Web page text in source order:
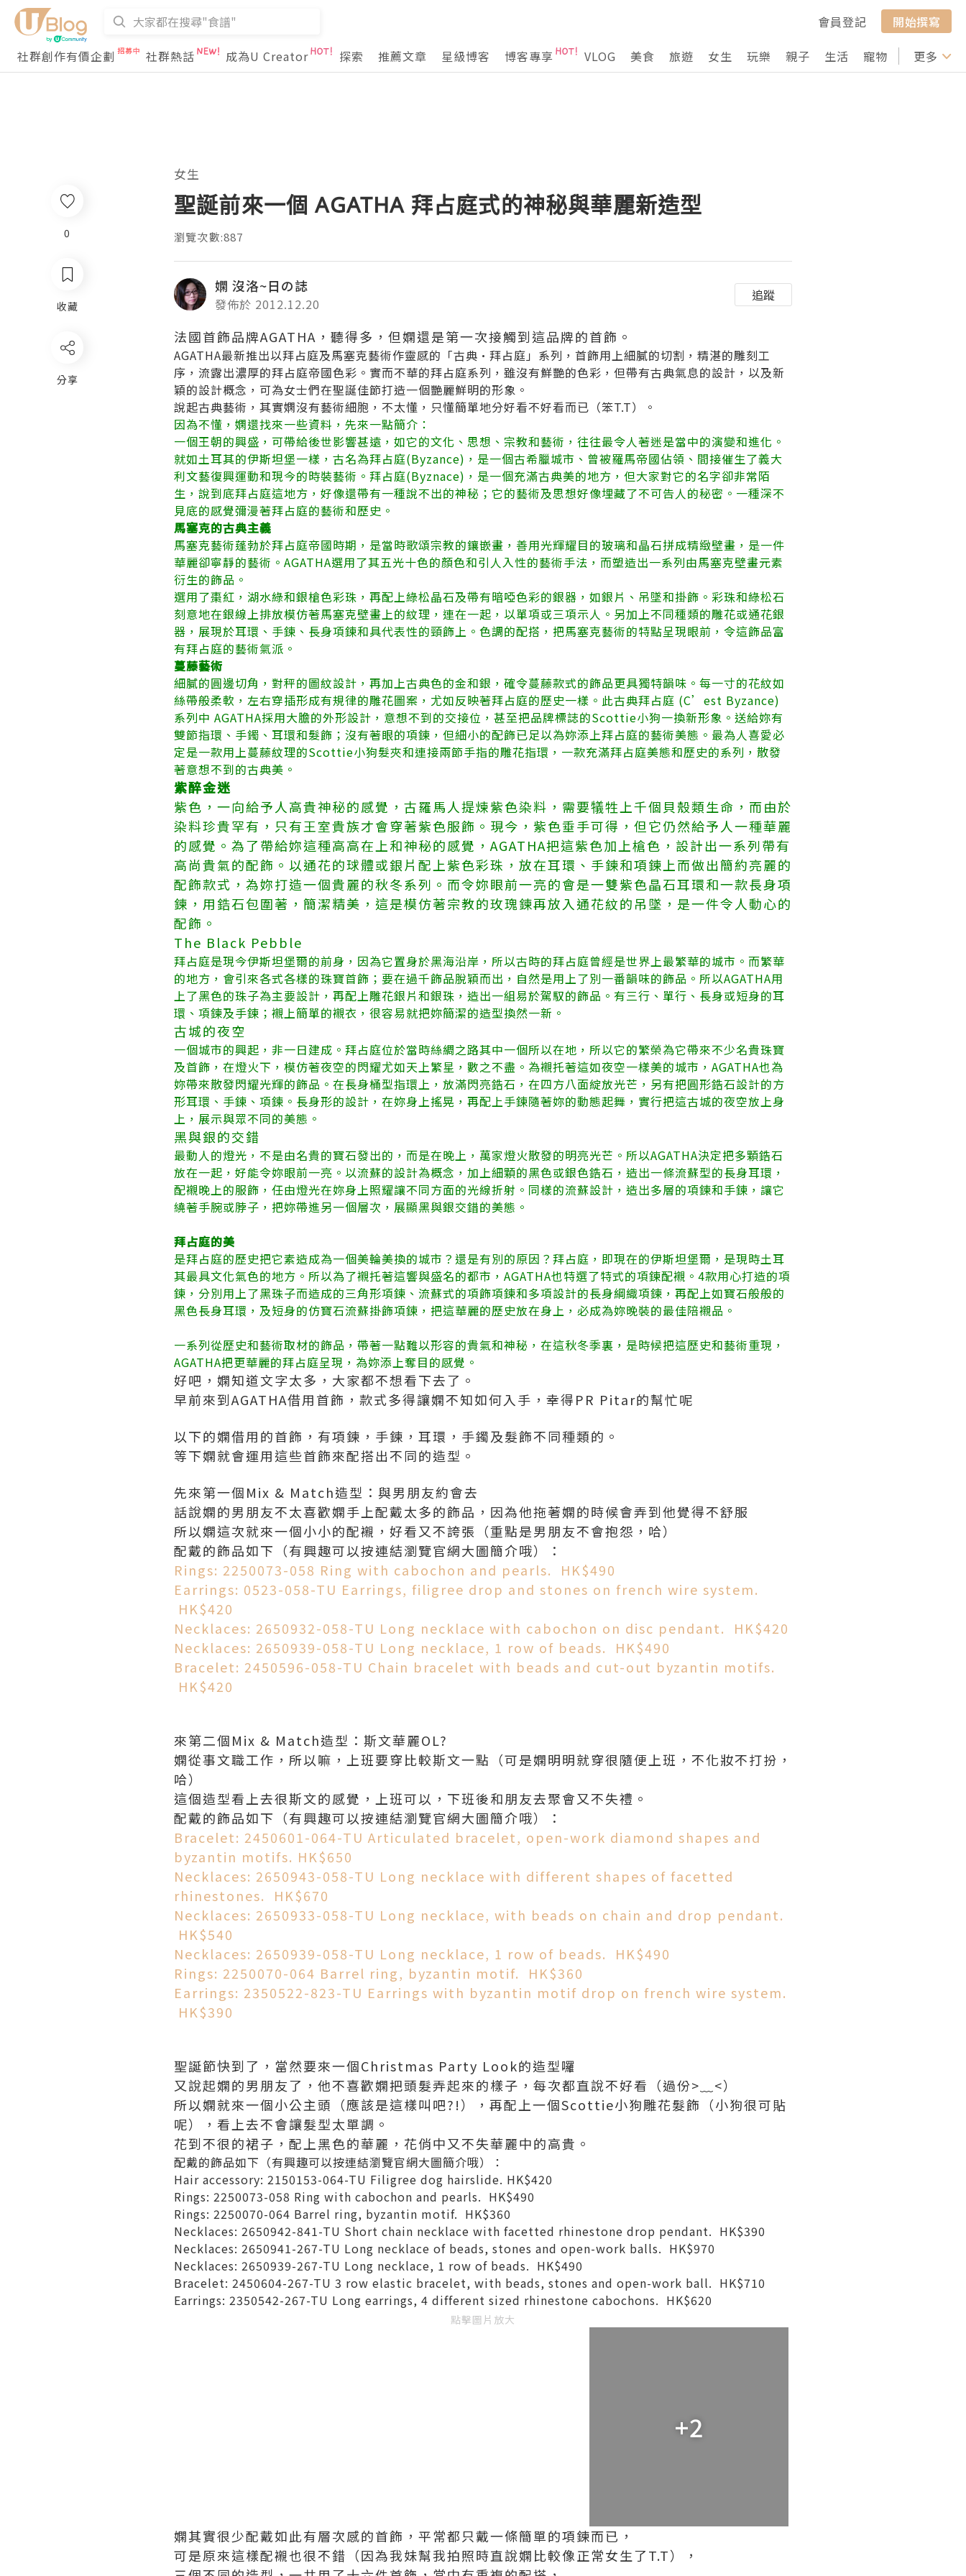
會員登記
開始撰寫
社群創作有價企劃
社群熱話 成為U Creator 探索 推薦文章 星級博客 博客專享 VLOG 美食 旅遊 女生 玩樂 親子 生活 寵物 行山 打卡
更多
0
收藏
分享
女生
聖誕前來一個 AGATHA 拜占庭式的神秘與華麗新造型
瀏覽次數:887
嫻 沒洛~日の誌
發佈於 2012.12.20
追蹤
法國首飾品牌AGATHA，聽得多，但嫻還是第一次接觸到這品牌的首飾。
AGATHA最新推出以拜占庭及馬塞克藝術作靈感的「古典•拜占庭」系列，首飾用上細膩的切割，精湛的雕刻工
序，流露出濃厚的拜占庭帝國色彩。實而不華的拜占庭系列，雖沒有鮮艷的色彩，但帶有古典氣息的設計，以及新
穎的設計概念，可為女士們在聖誕佳節打造一個艷麗鮮明的形象。
說起古典藝術，其實嫻沒有藝術細胞，不太懂，只懂簡單地分好看不好看而已（笨T.T）。
因為不懂，嫻還找來一些資料，先來一點簡介：
一個王朝的興盛，可帶給後世影響甚遠，如它的文化、思想、宗教和藝術，往往最令人著迷是當中的演變和進化。
就如土耳其的伊斯坦堡一樣，古名為拜占庭(Byzance)，是一個古希臘城市、曾被羅馬帝國佔領、間接催生了義大
利文藝復興運動和現今的時裝藝術。拜占庭(Byznace)，是一個充滿古典美的地方，但大家對它的名字卻非常陌
生，說到底拜占庭這地方，好像還帶有一種說不出的神秘；它的藝術及思想好像埋藏了不可告人的秘密。一種深不
見底的感覺彌漫著拜占庭的藝術和歷史。
馬塞克的古典主義
馬塞克藝術蓬勃於拜占庭帝國時期，是當時歌頌宗教的鑲嵌畫，善用光輝耀目的玻璃和晶石拼成精緻壁畫，是一件
華麗卻寧靜的藝術。AGATHA選用了其五光十色的顏色和引人入性的藝術手法，而塑造出一系列由馬塞克壁畫元素
衍生的飾品。
選用了棗紅，湖水綠和銀槍色彩珠，再配上綠松晶石及帶有暗啞色彩的銀器，如銀片、吊墜和掛飾。彩珠和綠松石
刻意地在銀線上排放模仿著馬塞克壁畫上的紋理，連在一起，以單項或三項示人。另加上不同種類的雕花或通花銀
器，展現於耳環、手鍊、長身項鍊和具代表性的頸飾上。色調的配搭，把馬塞克藝術的特點呈現眼前，令這飾品富
有拜占庭的藝術氣派。
蔓藤藝術
細膩的圓邊切角，對秤的圖紋設計，再加上古典色的金和銀，確令蔓藤款式的飾品更具獨特韻味。每一寸的花紋如
絲帶般柔軟，左右穿插形成有規律的雕花圖案，尤如反映著拜占庭的歷史一樣。此古典拜占庭 (C’est Byzance)
系列中 AGATHA採用大膽的外形設計，意想不到的交接位，甚至把品牌標誌的Scottie小狗一換新形象。送給妳有
雙節指環、手鐲、耳環和髮飾；沒有著眼的項鍊，但細小的配飾已足以為妳添上拜占庭的藝術美態。最為人喜愛必
定是一款用上蔓藤紋理的Scottie小狗髮夾和連接兩節手指的雕花指環，一款充滿拜占庭美態和歷史的系列，散發
著意想不到的古典美。
紫醉金迷
紫色，一向給予人高貴神秘的感覺，古羅馬人提煉紫色染料，需要犠牲上千個貝殼類生命，而由於
染料珍貴罕有，只有王室貴族才會穿著紫色服飾。現今，紫色垂手可得，但它仍然給予人一種華麗
的感覺。為了帶給妳這種高高在上和神秘的感覺，AGATHA把這紫色加上槍色，設計出一系列帶有
高尚貴氣的配飾。以通花的球體或銀片配上紫色彩珠，放在耳環、手鍊和項鍊上而做出簡約亮麗的
配飾款式，為妳打造一個貴麗的秋冬系列。而令妳眼前一亮的會是一雙紫色晶石耳環和一款長身項
鍊，用鋯石包圍著，簡潔精美，這是模仿著宗教的玫瑰鍊再放入通花紋的吊墜，是一件令人動心的
配飾。
The Black Pebble
拜占庭是現今伊斯坦堡爾的前身，因為它置身於黑海沿岸，所以古時的拜占庭曾經是世界上最繁華的城市。而繁華
的地方，會引來各式各樣的珠寶首飾；要在過千飾品脫穎而出，自然是用上了別一番韻味的飾品。所以AGATHA用
上了黑色的珠子為主要設計，再配上雕花銀片和銀珠，造出一組易於駕馭的飾品。有三行、單行、長身或短身的耳
環、項鍊及手鍊；襯上簡單的襯衣，很容易就把妳簡潔的造型換然一新。
古城的夜空
一個城市的興起，非一日建成。拜占庭位於當時絲綢之路其中一個所以在地，所以它的繁榮為它帶來不少名貴珠寶
及首飾，在燈火下，模仿著夜空的閃耀尤如天上繁星，數之不盡。為襯托著這如夜空一樣美的城市，AGATHA也為
妳帶來散發閃耀光輝的飾品。在長身桶型指環上，放滿閃亮鋯石，在四方八面綻放光芒，另有把圓形鋯石設計的方
形耳環、手鍊、項鍊。長身形的設計，在妳身上搖晃，再配上手鍊隨著妳的動態起舞，實行把這古城的夜空放上身
上，展示與眾不同的美態。
黑與銀的交錯
最動人的燈光，不是由名貴的寶石發出的，而是在晚上，萬家燈火散發的明亮光芒。所以AGATHA決定把多顆鋯石
放在一起，好能令妳眼前一亮。以流蘇的設計為概念，加上細顆的黑色或銀色鋯石，造出一條流蘇型的長身耳環，
配襯晚上的服飾，任由燈光在妳身上照耀讓不同方面的光線折射。同樣的流蘇設計，造出多層的項鍊和手鍊，讓它
繞著手腕或脖子，把妳帶進另一個層次，展顯黑與銀交錯的美態。
拜占庭的美
是拜占庭的歷史把它素造成為一個美輪美換的城市？還是有別的原因？拜占庭，即現在的伊斯坦堡爾，是現時土耳
其最具文化氣色的地方。所以為了襯托著這響與盛名的都市，AGATHA也特選了特式的項鍊配襯。4款用心打造的項
鍊，分別用上了黑珠子而造成的三角形項鍊、流蘇式的項飾項鍊和多項設計的長身綱織項鍊，再配上如寶石般般的
黑色長身耳環，及短身的仿寶石流蘇掛飾項鍊，把這華麗的歷史放在身上，必成為妳晚裝的最佳陪襯品。
一系列從歷史和藝術取材的飾品，帶著一點難以形容的貴氣和神秘，在這秋冬季裏，是時候把這歷史和藝術重現，
AGATHA把更華麗的拜占庭呈現，為妳添上奪目的感覺。
好吧，嫻知道文字太多，大家都不想看下去了。
早前來到AGATHA借用首飾，款式多得讓嫻不知如何入手，幸得PR Pitar的幫忙呢
以下的嫻借用的首飾，有項鍊，手鍊，耳環，手鐲及髮飾不同種類的。
等下嫻就會運用這些首飾來配搭出不同的造型。
先來第一個Mix & Match造型：與男朋友約會去
話說嫻的男朋友不太喜歡嫻手上配戴太多的飾品，因為他拖著嫻的時候會弄到他覺得不舒服
所以嫻這次就來一個小小的配襯，好看又不誇張（重點是男朋友不會抱怨，哈）
配戴的飾品如下（有興趣可以按連結瀏覽官網大圖簡介哦）：
Rings: 2250073-058 Ring with cabochon and pearls. HK$490
Earrings: 0523-058-TU Earrings, filigree drop and stones on french wire system.
HK$420
Necklaces: 2650932-058-TU Long necklace with cabochon on disc pendant. HK$420
Necklaces: 2650939-058-TU Long necklace, 1 row of beads. HK$490
Bracelet: 2450596-058-TU Chain bracelet with beads and cut-out byzantin motifs.
HK$420
來第二個Mix & Match造型：斯文華麗OL?
嫻從事文職工作，所以嘛，上班要穿比較斯文一點（可是嫻明明就穿很隨便上班，不化妝不打扮，
哈）
這個造型看上去很斯文的感覺，上班可以，下班後和朋友去聚會又不失禮。
配戴的飾品如下（有興趣可以按連結瀏覽官網大圖簡介哦）：
Bracelet: 2450601-064-TU Articulated bracelet, open-work diamond shapes and
byzantin motifs. HK$650
Necklaces: 2650943-058-TU Long necklace with different shapes of facetted
rhinestones. HK$670
Necklaces: 2650933-058-TU Long necklace, with beads on chain and drop pendant.
HK$540
Necklaces: 2650939-058-TU Long necklace, 1 row of beads. HK$490
Rings: 2250070-064 Barrel ring, byzantin motif. HK$360
Earrings: 2350522-823-TU Earrings with byzantin motif drop on french wire system.
HK$390
聖誕節快到了，當然要來一個Christmas Party Look的造型囉
又說起嫻的男朋友了，他不喜歡嫻把頭髮弄起來的樣子，每次都直說不好看（過份>﹏<）
所以嫻就來一個小公主頭（應該是這樣叫吧?!），再配上一個Scottie小狗雕花髮飾（小狗很可貼
呢），看上去不會讓髮型太單調。
花到不很的裙子，配上黑色的華麗，花俏中又不失華麗中的高貴。
配戴的飾品如下（有興趣可以按連結瀏覽官網大圖簡介哦）：
Hair accessory: 2150153-064-TU Filigree dog hairslide. HK$420
Rings: 2250073-058 Ring with cabochon and pearls. HK$490
Rings: 2250070-064 Barrel ring, byzantin motif. HK$360
Necklaces: 2650942-841-TU Short chain necklace with facetted rhinestone drop pendant. HK$390
Necklaces: 2650941-267-TU Long necklace of beads, stones and open-work balls. HK$970
Necklaces: 2650939-267-TU Long necklace, 1 row of beads. HK$490
Bracelet: 2450604-267-TU 3 row elastic bracelet, with beads, stones and open-work ball. HK$710
Earrings: 2350542-267-TU Long earrings, 4 different sized rhinestone cabochons. HK$620
點擊圖片放大
+2
嫻其實很少配戴如此有層次感的首飾，平常都只戴一條簡單的項鍊而已，
可是原來這樣配襯也很不錯（因為我妹幫我拍照時直說嫻比較像正常女生了T.T），